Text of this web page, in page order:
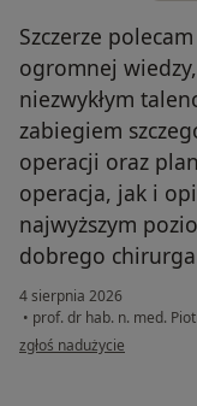
Szczerze
ogromnej
niezwykłym
zabiegiem
operacji oraz
operacja, jak i
najwyższym
dobrego
4 sierpnia 2026
• prof. dr hab. n. med.
w opinii użytkownika Michał
zgłoś nadużycie